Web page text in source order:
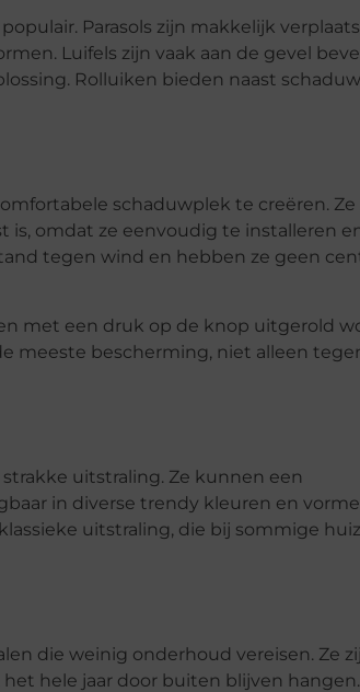
Parasols zijn makkelijk
Luifels zijn vaak aan de gevel
Rolluiken bieden naast
schaduwplek te creëren. Ze
is, omdat ze eenvoudig te installeren
tegen wind en hebben ze geen
met een druk op de knop uitgerold
meeste bescherming, niet alleen
uitstraling. Ze kunnen een
in diverse trendy kleuren en
uitstraling, die bij sommige
die weinig onderhoud vereisen. Ze
hele jaar door buiten blijven hangen.